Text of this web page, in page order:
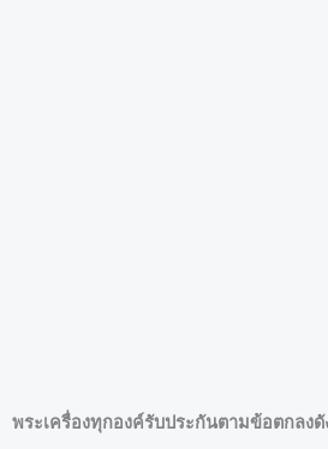
พระเครื่องทุกองค์รับประกันตามข้อตกลงดั